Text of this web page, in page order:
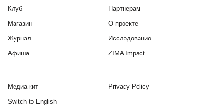
Клуб
Магазин
Журнал
Афиша
Партнерам
О проекте
Исследование
ZIMA Impact
Медиа-кит Privacy Policy
Switch to English